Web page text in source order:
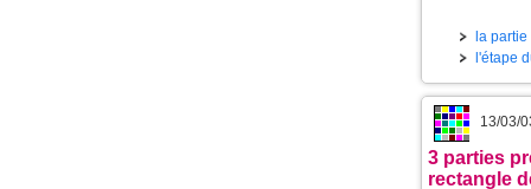
la partie
l'étape
13/03/
3 parties
rectangle